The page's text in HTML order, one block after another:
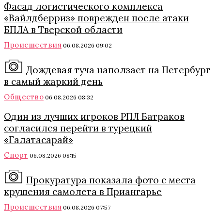
Фасад логистического комплекса
«Вайлдберриз» поврежден после атаки
БПЛА в Тверской области
Происшествия 06.08.2026 09:02
Дождевая туча наползает на Петербург
в самый жаркий день
Общество 06.08.2026 08:32
Один из лучших игроков РПЛ Батраков
согласился перейти в турецкий
«Галатасарай»
Спорт 06.08.2026 08:15
Прокуратура показала фото с места
крушения самолета в Приангарье
Происшествия 06.08.2026 07:57